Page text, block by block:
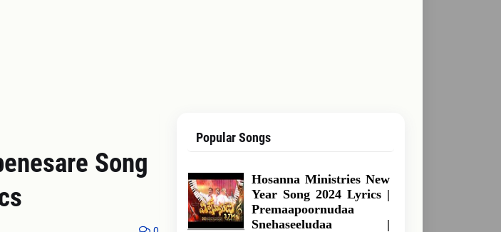
Song
Popular Songs
Hosanna Ministries New
Year Song 2024 Lyrics |
Premaapoornudaa
Snehaseeludaa |